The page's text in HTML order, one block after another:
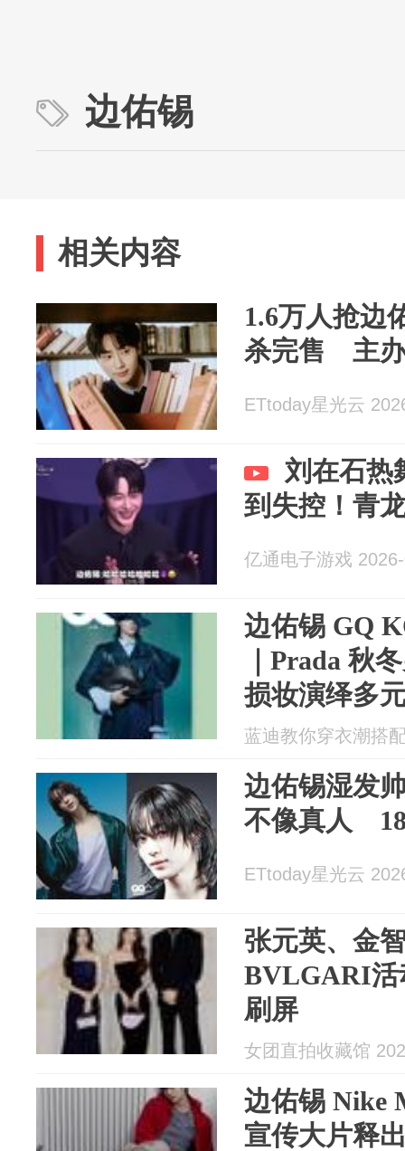
边佑锡
相关内容
1.6万人抢边
杀完售 主
ETtoday星光云
刘在石热
到失控！青
亿通电子游戏
边佑锡 GQ
｜Prada 秋
损妆演绎多
蓝迪教你穿衣潮搭
边佑锡湿发
不像真人
ETtoday星光云
张元英、金
BVLGARI活
刷屏
女团直拍收藏馆
边佑锡 Nike
宣传大片释